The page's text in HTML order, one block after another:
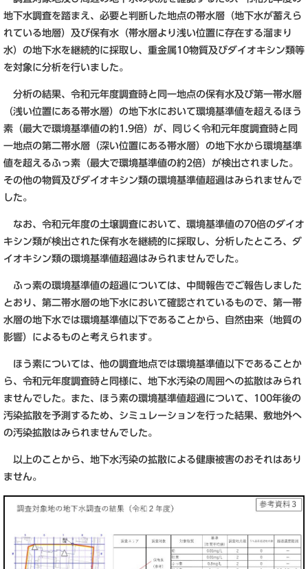
地下水調査を踏まえ、必要と判断した地点の帯水層（地下水が蓄えら
れている地層）及び保有水（帯水層より浅い位置に存在する溜まり
水）の地下水を継続的に採取し、重金属10物質及びダイオキシン類等
を対象に分析を行いました。
分析の結果、令和元年度調査時と同一地点の保有水及び第一帯水層
（浅い位置にある帯水層）の地下水において環境基準値を超えるほう
素（最大で環境基準値の約1.9倍）が、同じく令和元年度調査時と同
一地点の第二帯水層（深い位置にある帯水層）の地下水から環境基準
値を超えるふっ素（最大で環境基準値の約2倍）が検出されました。
その他の物質及びダイオキシン類の環境基準値超過はみられませんで
した。
なお、令和元年度の土壌調査において、環境基準値の70倍のダイオ
キシン類が検出された保有水を継続的に採取し、分析したところ、ダ
イオキシン類の環境基準値超過はみられませんでした。
ふっ素の環境基準値の超過については、中間報告でご報告しました
とおり、第二帯水層の地下水において確認されているもので、第一帯
水層の地下水では環境基準値以下であることから、自然由来（地質の
影響）によるものと考えられます。
ほう素については、他の調査地点では環境基準値以下であることか
ら、令和元年度調査時と同様に、地下水汚染の周囲への拡散はみられ
ませんでした。また、ほう素の環境基準値超過について、100年後の
汚染拡散を予測するため、シミュレーションを行った結果、敷地外へ
の汚染拡散はみられませんでした。
以上のことから、地下水汚染の拡散による健康被害のおそれはあり
ません。